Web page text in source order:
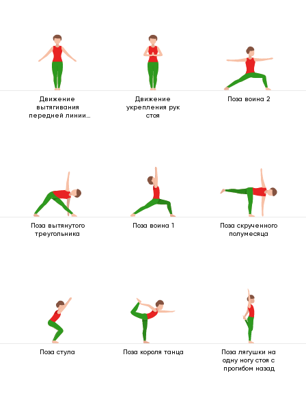
Движение
вытягивания
передней линии
Движение
укрепления рук
стоя
Поза воина 2
Поза вытянутого
треугольника
Поза воина 1
Поза скрученного
полумесяца
Поза стула Поза короля танца
Поза лягушки на
одну ногу стоя с
прогибом назад